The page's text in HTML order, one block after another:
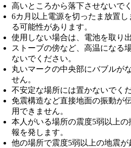
高いところから落下させないで
6カ月以上電源を切ったま放置
る可能性があります。
使用しない場合は、電池を取り
ストーブの傍など、高温になる
ないでください。
丸いマークの中央部にバブルが
せん。
不安定な場所には置かないでく
免震構造など直接地面の振動が
用できません。
本人がいる場所の震度5弱以上
報を発します。
他の場所で震度5弱以上の地震